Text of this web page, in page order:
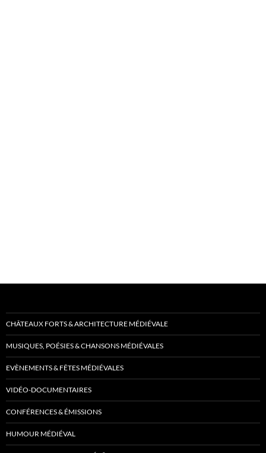
CHÂTEAUX FORTS & ARCHITECTURE MÉDIÉVALE
MUSIQUES, POÉSIES & CHANSONS MÉDIÉVALES
EVÈNEMENTS & FÊTES MÉDIÉVALES
VIDÉO-DOCUMENTAIRES
CONFÉRENCES & ÉMISSIONS
HUMOUR MÉDIÉVAL